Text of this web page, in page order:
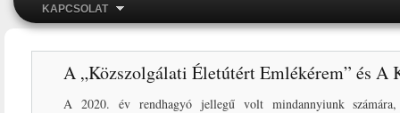
KAPCSOLAT
A „Közszolgálati Életútért Emlékérem” és A
A 2020. év rendhagyó jellegű volt mindannyiunk